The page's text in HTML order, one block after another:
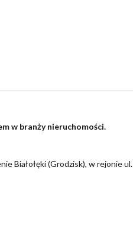
w branży nieruchomości.
Białołęki (Grodzisk), w rejonie ul.